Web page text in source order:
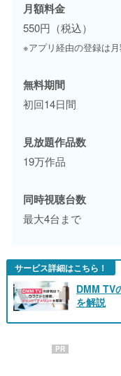
月額料金
550円（税込）
※アプリ経由の登録は月
無料期間
初回14日間
見放題作品数
19万作品
同時視聴台数
最大4台まで
サービス詳細はこちら！
DMM TV
を解説
PR